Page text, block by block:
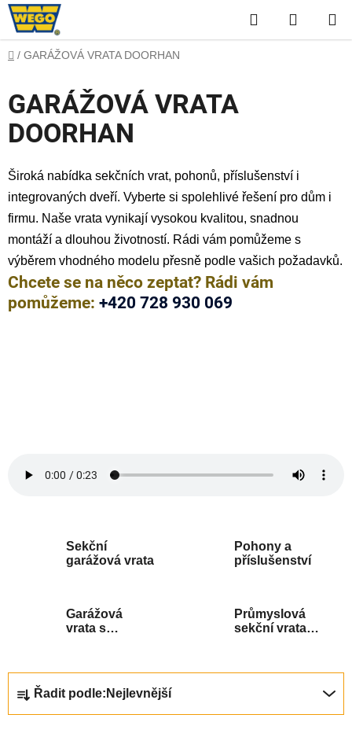
Přejít
na
obsah
Hledat
KOŠÍK
Domů
/ GARÁŽOVÁ VRATA DOORHAN
GARÁŽOVÁ VRATA
DOORHAN
Široká nabídka sekčních vrat, pohonů, příslušenství i
integrovaných dveří. Vyberte si spolehlivé řešení pro dům i
firmu. Naše vrata vynikají vysokou kvalitou, snadnou
montáží a dlouhou životností. Rádi vám pomůžeme s
výběrem vhodného modelu přesně podle vašich požadavků.
Chcete se na něco zeptat? Rádi vám
pomůžeme: +420 728 930 069
Sekční
garážová vrata
Pohony a
příslušenství
Garážová
vrata s
Průmyslová
sekční vrata
Řadit podle: Nejlevnější